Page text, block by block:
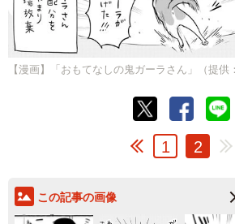
【漫画】「おもてなしの鬼ガーラさん」（提供
1 2
この記事の画像